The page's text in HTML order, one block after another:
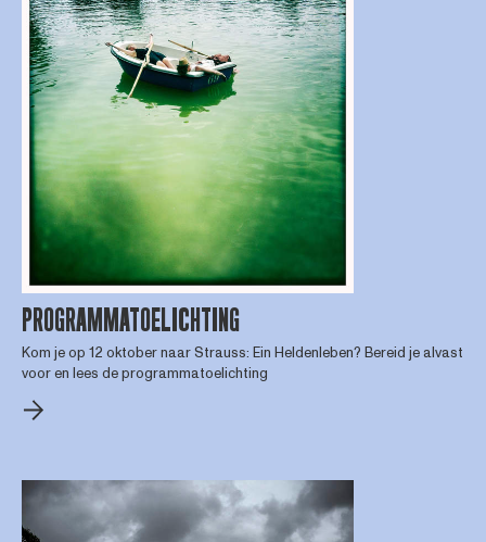
PROGRAMMATOELICHTING
Kom je op 12 oktober naar Strauss: Ein Heldenleben? Bereid je alvast
voor en lees de programmatoelichting